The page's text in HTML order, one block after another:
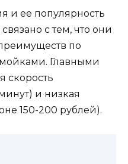
и ее популярность
с тем, что они
по
Главными
скорость
и низкая
150-200 рублей).